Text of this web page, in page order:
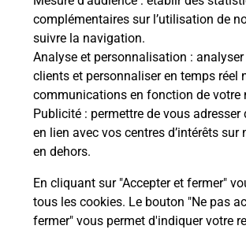
complémentaires sur l’utilisation de
suivre la navigation.
Analyse et personnalisation :
clients et personnaliser en temps réel
communications en fonction de votre
Publicité : permettre de vous
en lien avec vos centres d’intérêts sur
en dehors.
En cliquant sur "Accepter et fermer"
tous les cookies. Le bouton "Ne pas
fermer" vous permet d'indiquer votre
Questions
Quel réseau utilise La Poste
Est-ce que je peux garder mon
Est-ce que je peux bénéficier